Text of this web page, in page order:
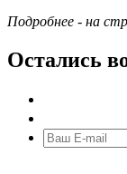
Подробнее - на
Остались